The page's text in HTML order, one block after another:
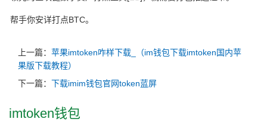
帮手你安详打点BTC。
上一篇： 苹果imtoken咋样下载_（im钱包下载imtoken国内苹
果版下载教程）
下一篇： 下载imim钱包官网token蓝屏
imtoken钱包